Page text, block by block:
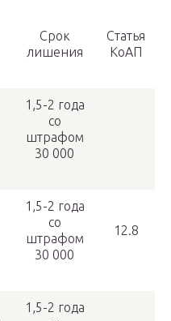
Срок
лишения
Статья
КоАП
1,5-2 года
со
штрафом
30 000
1,5-2 года
со
штрафом
30 000
12.8
1,5-2 года